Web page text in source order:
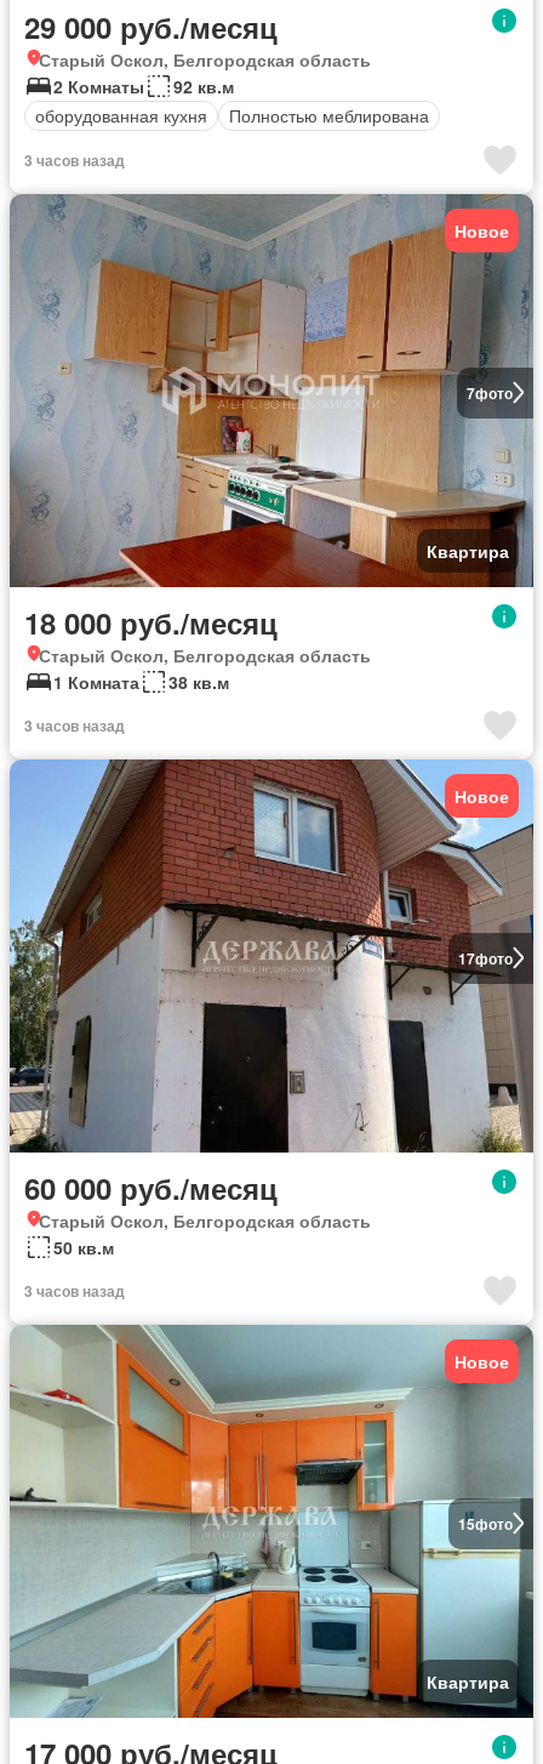
29 000 руб./месяц
Старый Оскол, Белгородская область
2 Комнаты
92 кв.м
оборудованная кухня
Полностью меблирована
3 часов назад
7фото
Новое
Квартира
18 000 руб./месяц
Старый Оскол, Белгородская область
1 Комната
38 кв.м
3 часов назад
17фото
Новое
60 000 руб./месяц
Старый Оскол, Белгородская область
50 кв.м
3 часов назад
15фото
Новое
Квартира
17 000 руб./месяц